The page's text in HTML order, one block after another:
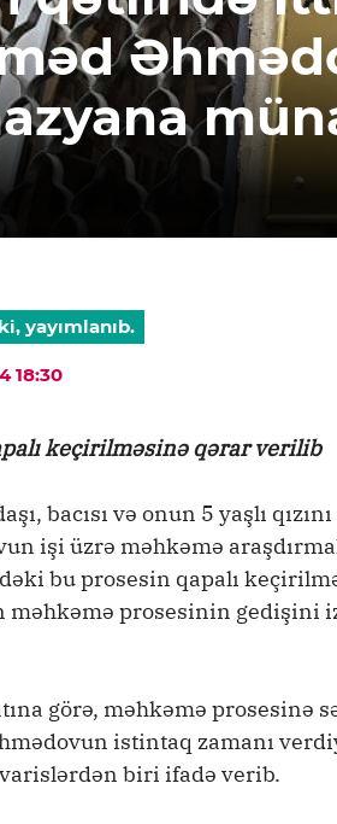
yayımlanıb.
18:30
keçirilməsinə qərar verilib
bacısı və onun 5 yaşlı
işi üzrə məhkəmə
bu prosesin qapalı
məhkəmə prosesinin gedişini
görə, məhkəmə prosesinə
istintaq zamanı
biri ifadə verib.